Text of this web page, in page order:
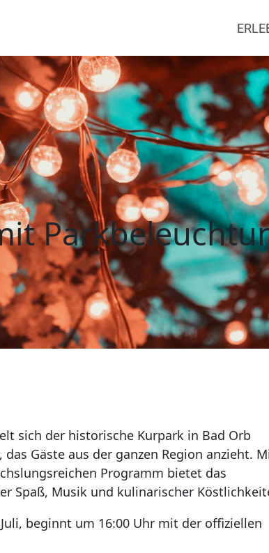
sich der historische Kurpark in Bad Orb
Gäste aus der ganzen Region anzieht.
Programm bietet das
Spaß, Musik und kulinarischer
beginnt um 16:00 Uhr mit der offiziellen